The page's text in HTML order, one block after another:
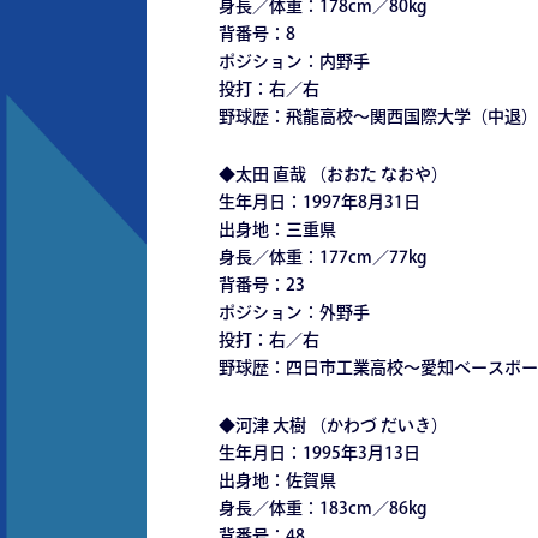
身長／体重：178cm／80kg
背番号：8
ポジション：内野手
投打：右／右
野球歴：飛龍高校～関西国際大学（中退）
◆太田 直哉 （おおた なおや）
生年月日：1997年8月31日
出身地：三重県
身長／体重：177cm／77kg
背番号：23
ポジション：外野手
投打：右／右
野球歴：四日市工業高校～愛知ベースボ
◆河津 大樹 （かわづ だいき）
生年月日：1995年3月13日
出身地：佐賀県
身長／体重：183cm／86kg